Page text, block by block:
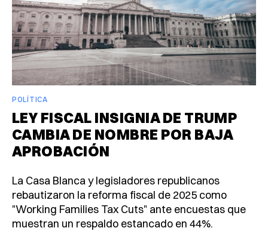
POLÍTICA
LEY FISCAL INSIGNIA DE TRUMP
CAMBIA DE NOMBRE POR BAJA
APROBACIÓN
La Casa Blanca y legisladores republicanos
rebautizaron la reforma fiscal de 2025 como
"Working Families Tax Cuts" ante encuestas que
muestran un respaldo estancado en 44%.